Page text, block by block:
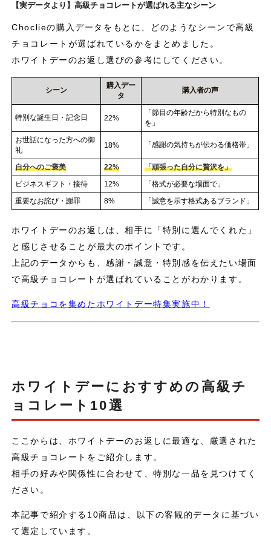
【実データより】高級チョコレートが選ばれる主なシーン
Choclieの購入データをもとに、どのようなシーンで高級
チョコレートが選ばれているかをまとめました。
ホワイトデーのお返し選びの参考にしてください。
シーン
購入デー
タ
購入者の声
特別な誕生日・記念日 22%
「節目の年齢だから特別なもの
を」
お世話になった方への御
礼
18% 「感謝の気持ちが伝わる価格帯」
自分へのご褒美 22%
「頑張った自分に贅沢を」
ビジネスギフト・接待
12%
「格式が必要な場面で」
重要なお詫び・謝罪
8% 「誠意を示す格式あるブランド」
ホワイトデーのお返しは、相手に「特別に選んでくれた」
と感じさせることが最大のポイントです。
上記のデータからも、感謝・誠意・特別感を伝えたい場面
で高級チョコレートが選ばれていることがわかります。
高級チョコを集めたホワイトデー特集実施中！
ホワイトデーにおすすめの高級チ
ョコレート10選
ここからは、ホワイトデーのお返しに最適な、厳選された
高級チョコレートをご紹介します。
相手の好みや関係性に合わせて、特別な一品を見つけてく
ださい。
本記事で紹介する10商品は、以下の客観的データに基づい
て選定しています。